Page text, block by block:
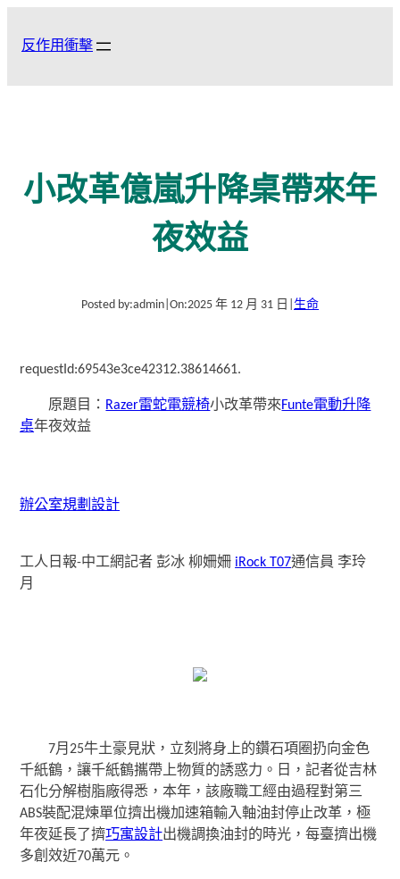
反作用衝擊
小改革億嵐升降桌帶來年
夜效益
Posted by:admin On:2025 年 12 月 31 日 生命
requestId:69543e3ce42312.38614661.
原題目： Razer雷蛇電競椅小改革帶來Funte電動升降
桌年夜效益
辦公室規劃設計
工人日報-中工網記者 彭冰 柳姍姍 iRock T07通信員 李玲
月
7月25牛土豪見狀，立刻將身上的鑽石項圈扔向金色
千紙鶴，讓千紙鶴攜帶上物質的誘惑力。日，記者從吉林
石化分解樹脂廠得悉，本年，該廠職工經由過程對第三
ABS裝配混煉單位擠出機加速箱輸入軸油封停止改革，極
年夜延長了擠巧寓設計出機調換油封的時光，每臺擠出機
多創效近70萬元。